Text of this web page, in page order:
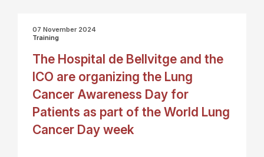
07 November 2024
Training
The Hospital de Bellvitge and the
ICO are organizing the Lung
Cancer Awareness Day for
Patients as part of the World Lung
Cancer Day week